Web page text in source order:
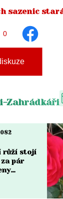
sazenic
0
Zahrádkáři
růží stojí
pár